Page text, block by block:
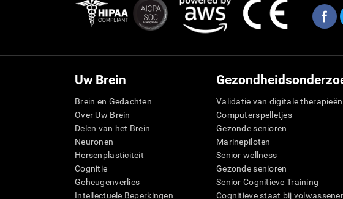
Uw Brein
Brein en Gedachten
Over Uw Brein
Delen van het Brein
Neuronen
Hersenplasticiteit
Cognitie
Geheugenverlies
Intellectuele Beperkingen
Validatie van digitale therapieën
Computerspelletjes
Gezonde senioren
Marinepiloten
Senior wellness
Gezonde senioren
Senior Cognitieve Training
Cognitieve staat bij